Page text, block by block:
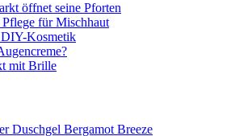
öffnet seine Pforten
für Mischhaut
Kosmetik
mit Brille
Duschgel Bergamot Breeze